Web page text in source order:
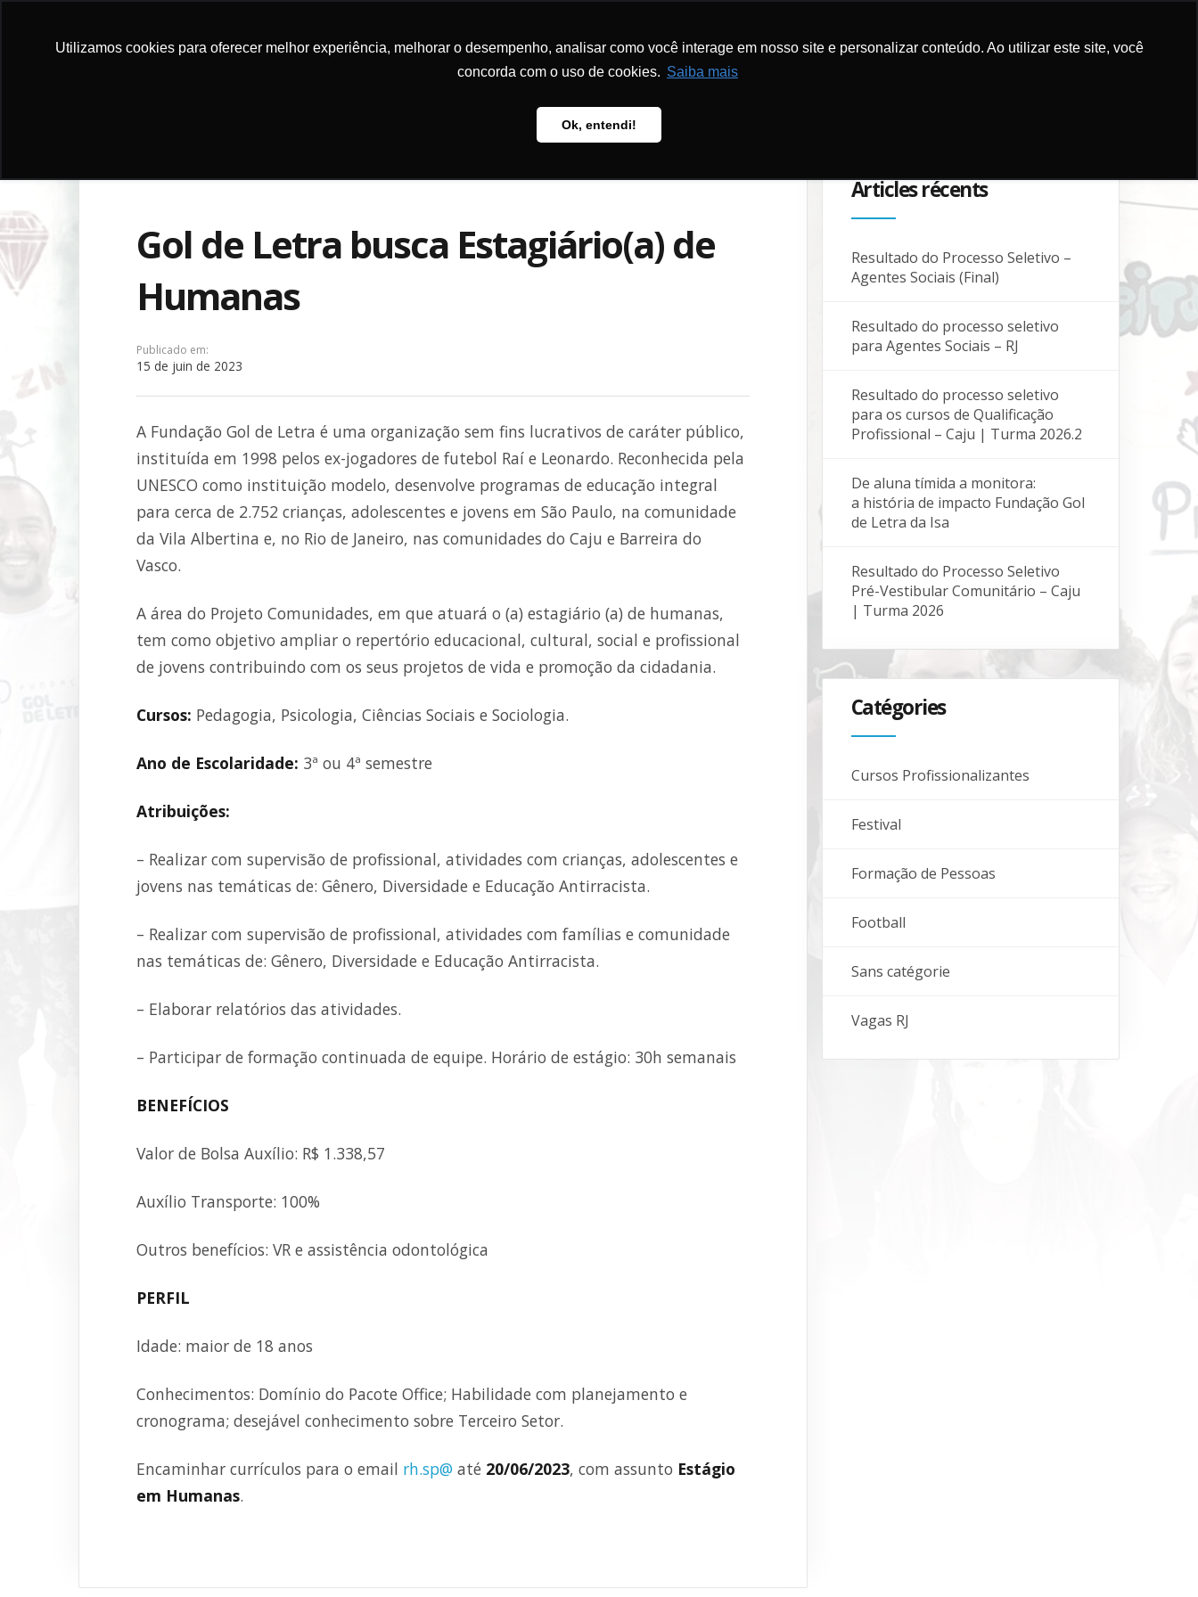
Utilizamos cookies para oferecer melhor experiência, melhorar o desempenho, analisar como você interage em nosso site e personalizar conteúdo. Ao utilizar este site, você
concorda com o uso de cookies. Saiba mais
Ok, entendi!
LA FONDATION PROGRAMMES PÉDAGOGIE
Gol de Letra busca Estagiário(a) de
Humanas
Publicado em:
15 de juin de 2023
A Fundação Gol de Letra é uma organização sem fins lucrativos de caráter público,
instituída em 1998 pelos ex-jogadores de futebol Raí e Leonardo. Reconhecida pela
UNESCO como instituição modelo, desenvolve programas de educação integral
para cerca de 2.752 crianças, adolescentes e jovens em São Paulo, na comunidade
da Vila Albertina e, no Rio de Janeiro, nas comunidades do Caju e Barreira do
Vasco.
A área do Projeto Comunidades, em que atuará o (a) estagiário (a) de humanas,
tem como objetivo ampliar o repertório educacional, cultural, social e profissional
de jovens contribuindo com os seus projetos de vida e promoção da cidadania.
Cursos: Pedagogia, Psicologia, Ciências Sociais e Sociologia.
Ano de Escolaridade: 3ª ou 4ª semestre
Atribuições:
– Realizar com supervisão de profissional, atividades com crianças, adolescentes e
jovens nas temáticas de: Gênero, Diversidade e Educação Antirracista.
– Realizar com supervisão de profissional, atividades com famílias e comunidade
nas temáticas de: Gênero, Diversidade e Educação Antirracista.
– Elaborar relatórios das atividades.
– Participar de formação continuada de equipe. Horário de estágio: 30h semanais
BENEFÍCIOS
Valor de Bolsa Auxílio: R$ 1.338,57
Auxílio Transporte: 100%
Outros benefícios: VR e assistência odontológica
PERFIL
Idade: maior de 18 anos
Conhecimentos: Domínio do Pacote Office; Habilidade com planejamento e
cronograma; desejável conhecimento sobre Terceiro Setor.
Encaminhar currículos para o email rh.sp@ até 20/06/2023, com assunto Estágio
em Humanas.
Articles récents
Resultado do Processo Seletivo –
Agentes Sociais (Final)
Resultado do processo seletivo
para Agentes Sociais – RJ
Resultado do processo seletivo
para os cursos de Qualificação
Profissional – Caju | Turma 2026.2
De aluna tímida a monitora:
a história de impacto Fundação Gol
de Letra da Isa
Resultado do Processo Seletivo
Pré-Vestibular Comunitário – Caju
| Turma 2026
Catégories
Cursos Profissionalizantes
Festival
Formação de Pessoas
Football
Sans catégorie
Vagas RJ